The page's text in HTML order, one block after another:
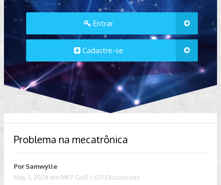
Entrar
Cadastre-se
Problema na mecatrônica
Por Samwylle
May 3, 2024 em MK7 Golf / GTI Discussoes